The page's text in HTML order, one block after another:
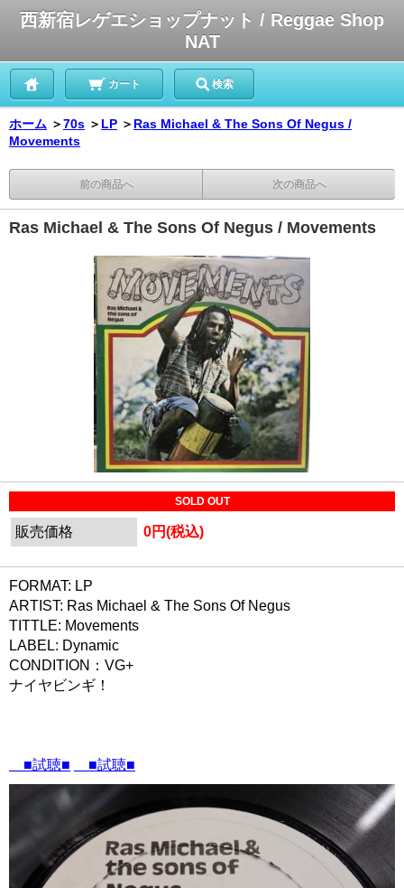
西新宿レゲエショップナット / Reggae Shop
NAT
カート 検索
ホーム ＞70s ＞ LP ＞ Ras Michael & The Sons Of Negus /
Movements
前の商品へ 次の商品へ
Ras Michael & The Sons Of Negus / Movements
SOLD OUT
販売価格 0円(税込)
FORMAT: LP
ARTIST: Ras Michael & The Sons Of Negus
TITTLE: Movements
LABEL: Dynamic
CONDITION：VG+
ナイヤビンギ！
■試聴■ ■試聴■